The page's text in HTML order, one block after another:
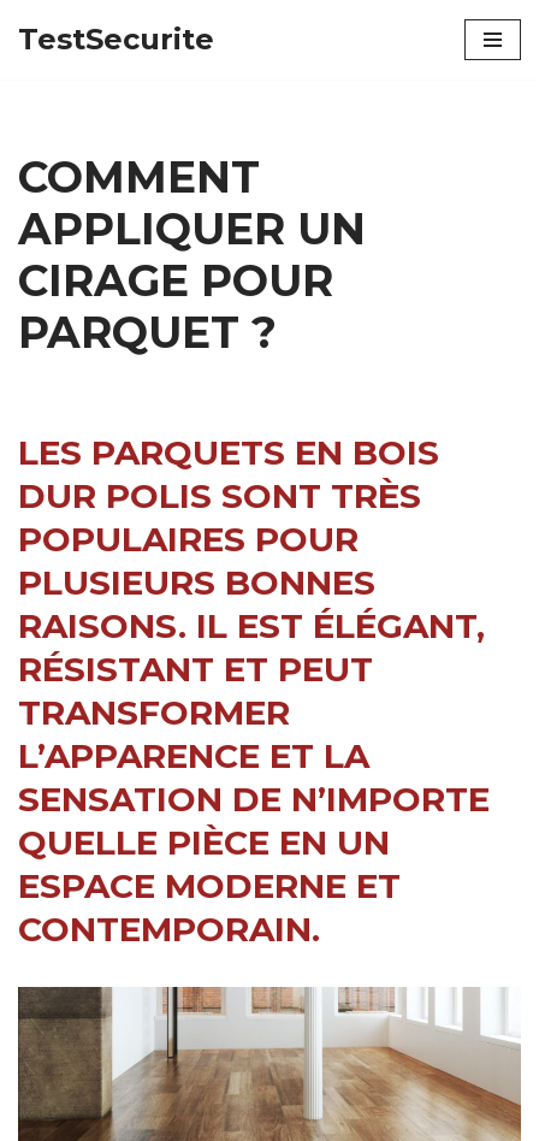
TestSecurite
COMMENT
APPLIQUER UN
CIRAGE POUR
PARQUET ?
LES PARQUETS EN BOIS
DUR POLIS SONT TRÈS
POPULAIRES POUR
PLUSIEURS BONNES
RAISONS. IL EST ÉLÉGANT,
RÉSISTANT ET PEUT
TRANSFORMER
L’APPARENCE ET LA
SENSATION DE N’IMPORTE
QUELLE PIÈCE EN UN
ESPACE MODERNE ET
CONTEMPORAIN.